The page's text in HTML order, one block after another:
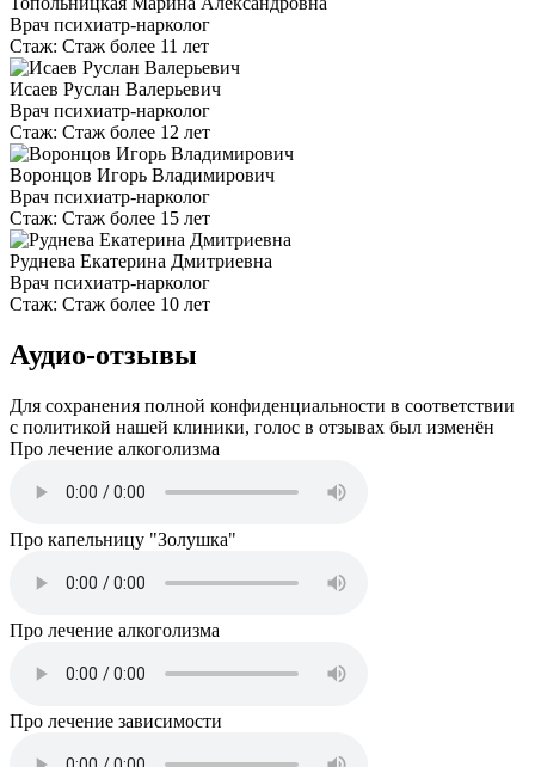
Врач психиатр-нарколог
Стаж: Стаж более 11 лет
Исаев Руслан Валерьевич
Врач психиатр-нарколог
Стаж: Стаж более 12 лет
Воронцов Игорь Владимирович
Врач психиатр-нарколог
Стаж: Стаж более 15 лет
Руднева Екатерина Дмитриевна
Врач психиатр-нарколог
Стаж: Стаж более 10 лет
Аудио-отзывы
Для сохранения полной конфиденциальности в соответствии
с политикой нашей клиники, голос в отзывах был изменён
Про лечение алкоголизма
Про капельницу "Золушка"
Про лечение алкоголизма
Про лечение зависимости